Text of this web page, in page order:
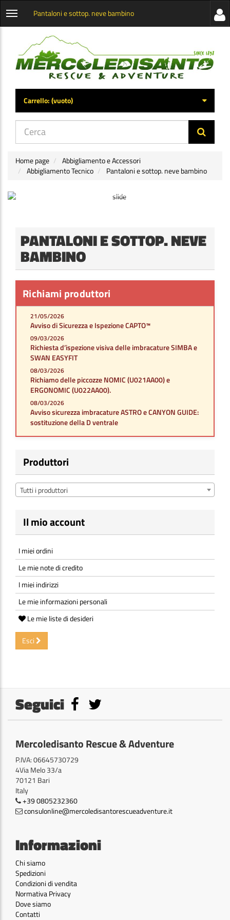
Apri
categorie
Pantaloni e sottop. neve bambino
di
Carrello:(vuoto)
Home page
Abbigliamento e Accessori
Abbigliamento Tecnico
Pantaloni e sottop. neve bambino
Richiami produttori
21/05/2026
Avviso di Sicurezza e Ispezione CAPTO™
09/03/2026
Richiesta d’ispezione visiva delle imbracature SIMBA e
SWAN EASYFIT
08/03/2026
Richiamo delle piccozze NOMIC (U021AA00) e
ERGONOMIC (U022AA00).
08/03/2026
Avviso sicurezza imbracature ASTRO e CANYON GUIDE:
sostituzione della D ventrale
Produttori
Tutti i produttori
Il mio account
I miei ordini
Le mie note di credito
I miei indirizzi
Le mie informazioni personali
Le mie liste di desideri
Esci
PANTALONI E SOTTOP. NEVE
BAMBINO
Seguici
Mercoledisanto Rescue & Adventure
P.IVA: 06645730729
4Via Melo 33/a
70121 Bari
Italy
+39 0805232360
consulonline@mercoledisantorescueadventure.it
Informazioni
Chi siamo
Spedizioni
Condizioni di vendita
Normativa Privacy
Dove siamo
Contatti